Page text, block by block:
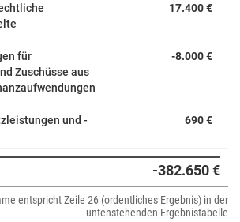
17.400 €
für
Zuschüsse aus
-8.000 €
und -
690 €
-382.650 €
entspricht Zeile 26 (ordentliches Ergebnis) in der
untenstehenden Ergebnistabelle